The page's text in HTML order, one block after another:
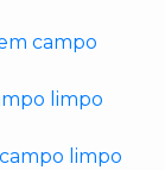
campo
limpo
limpo